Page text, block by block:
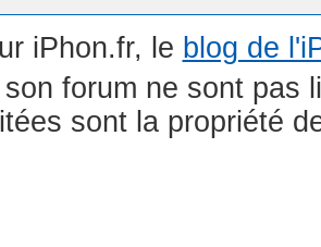
iPhon.fr, le blog de
forum ne sont pas
sont la propriété